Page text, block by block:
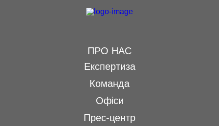
ПРО НАС
Експертиза
Команда
Офіси
Прес-центр